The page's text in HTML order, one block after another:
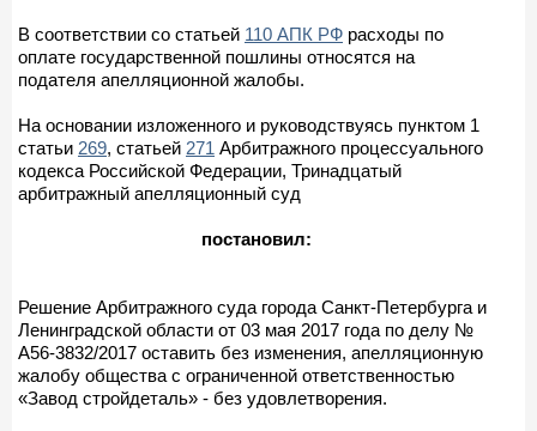
В соответствии со статьей 110 АПК РФ расходы по
оплате государственной пошлины относятся на
подателя апелляционной жалобы.
На основании изложенного и руководствуясь пунктом 1
статьи 269, статьей 271 Арбитражного процессуального
кодекса Российской Федерации, Тринадцатый
арбитражный апелляционный суд
постановил:
Решение Арбитражного суда города Санкт-Петербурга и
Ленинградской области от 03 мая 2017 года по делу №
А56-3832/2017 оставить без изменения, апелляционную
жалобу общества с ограниченной ответственностью
«Завод стройдеталь» - без удовлетворения.